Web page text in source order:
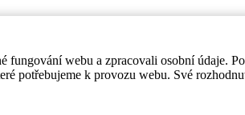
webu a zpracovali osobní údaje.
potřebujeme k provozu webu. Své